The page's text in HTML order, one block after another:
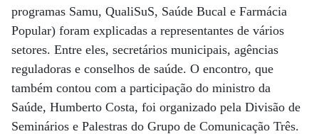
programas Samu, QualiSuS, Saúde Bucal e Farmácia
Popular) foram explicadas a representantes de vários
setores. Entre eles, secretários municipais, agências
reguladoras e conselhos de saúde. O encontro, que
também contou com a participação do ministro da
Saúde, Humberto Costa, foi organizado pela Divisão de
Seminários e Palestras do Grupo de Comunicação Três.